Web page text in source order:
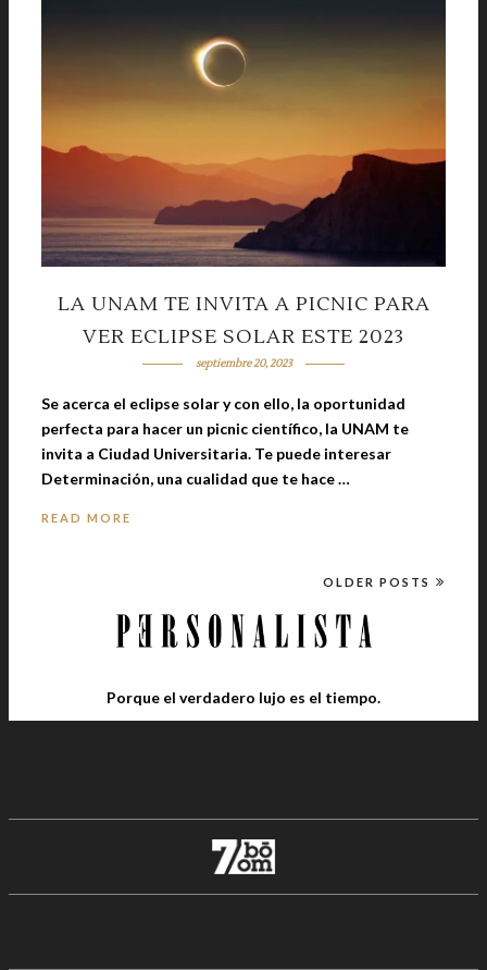
LA UNAM TE INVITA A PICNIC PARA
VER ECLIPSE SOLAR ESTE 2023
septiembre 20, 2023
Se acerca el eclipse solar y con ello, la oportunidad
perfecta para hacer un picnic científico, la UNAM te
invita a Ciudad Universitaria. Te puede interesar
Determinación, una cualidad que te hace …
READ MORE
OLDER POSTS
Porque el verdadero lujo es el tiempo.